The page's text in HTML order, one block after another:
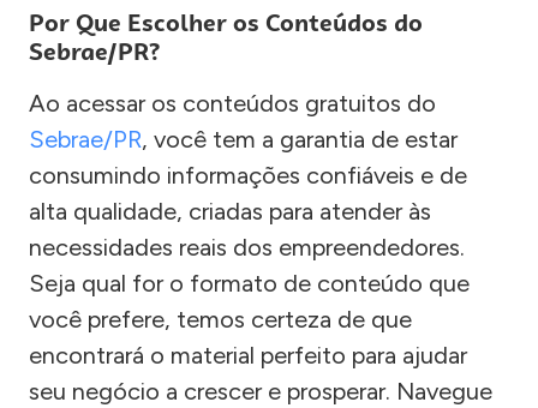
Por Que Escolher os Conteúdos do
Sebrae/PR?
Ao acessar os conteúdos gratuitos do
Sebrae/PR, você tem a garantia de estar
consumindo informações confiáveis e de
alta qualidade, criadas para atender às
necessidades reais dos empreendedores.
Seja qual for o formato de conteúdo que
você prefere, temos certeza de que
encontrará o material perfeito para ajudar
seu negócio a crescer e prosperar. Navegue